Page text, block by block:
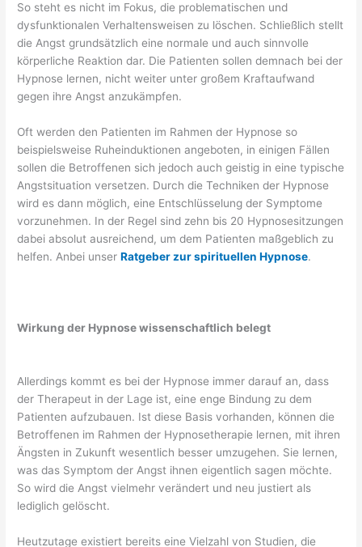
So steht es nicht im Fokus, die problematischen und
dysfunktionalen Verhaltensweisen zu löschen. Schließlich stellt
die Angst grundsätzlich eine normale und auch sinnvolle
körperliche Reaktion dar. Die Patienten sollen demnach bei der
Hypnose lernen, nicht weiter unter großem Kraftaufwand
gegen ihre Angst anzukämpfen.
Oft werden den Patienten im Rahmen der Hypnose so
beispielsweise Ruheinduktionen angeboten, in einigen Fällen
sollen die Betroffenen sich jedoch auch geistig in eine typische
Angstsituation versetzen. Durch die Techniken der Hypnose
wird es dann möglich, eine Entschlüsselung der Symptome
vorzunehmen. In der Regel sind zehn bis 20 Hypnosesitzungen
dabei absolut ausreichend, um dem Patienten maßgeblich zu
helfen. Anbei unserRatgeber zur spirituellen Hypnose.
Wirkung der Hypnose wissenschaftlich belegt
Allerdings kommt es bei der Hypnose immer darauf an, dass
der Therapeut in der Lage ist, eine enge Bindung zu dem
Patienten aufzubauen. Ist diese Basis vorhanden, können die
Betroffenen im Rahmen der Hypnosetherapie lernen, mit ihren
Ängsten in Zukunft wesentlich besser umzugehen. Sie lernen,
was das Symptom der Angst ihnen eigentlich sagen möchte.
So wird die Angst vielmehr verändert und neu justiert als
lediglich gelöscht.
Heutzutage existiert bereits eine Vielzahl von Studien, die